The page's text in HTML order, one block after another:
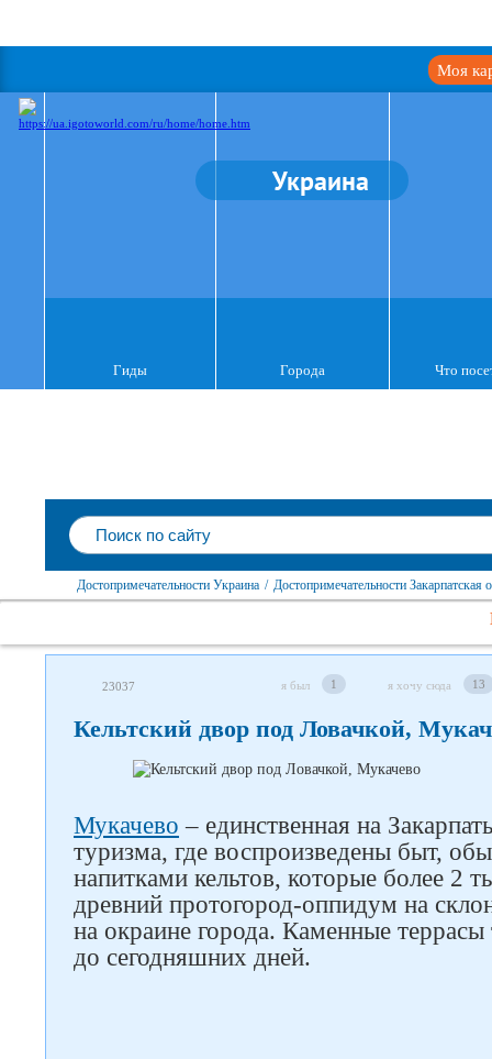
Моя
Украина
Гиды Города Что
Достопримечательности Украина / Достопримечательности Закарпатская
23037 я был 1 я хочу сюда 13
Кельтский двор под Ловачкой,
Мукачево – единственная на
туризма, где воспроизведены быт,
напитками кельтов, которые более 2
древний протогород-оппидум на
на окраине города. Каменные
до сегодняшних дней.